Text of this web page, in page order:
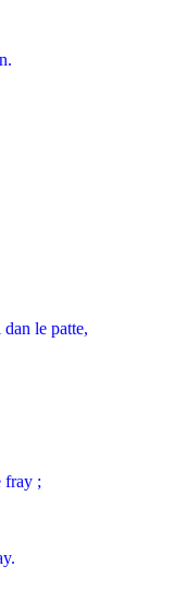
le patte,
fray ;